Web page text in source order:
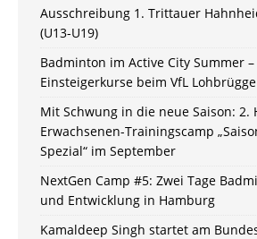
Ausschreibung 1. Trittauer
(U13-U19)
Badminton im Active City Summer
Einsteigerkurse beim VfL Lohbrügge
Mit Schwung in die neue Saison: 2.
Erwachsenen-Trainingscamp
Spezial“ im September
NextGen Camp #5: Zwei Tage
und Entwicklung in Hamburg
Kamaldeep Singh startet am